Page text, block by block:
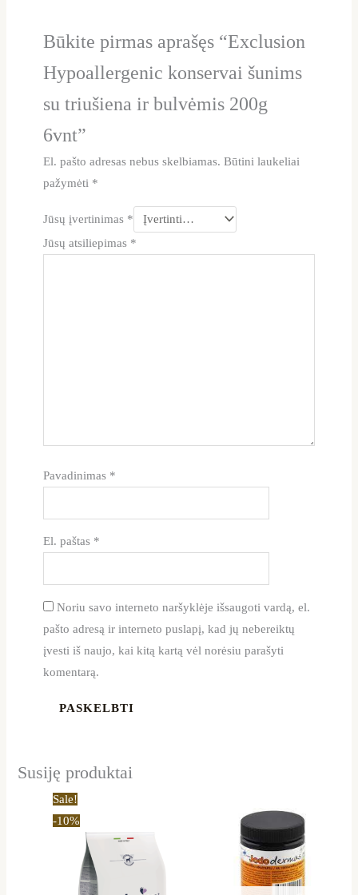
Būkite pirmas aprašęs “Exclusion
Hypoallergenic konservai šunims
su triušiena ir bulvėmis 200g
6vnt”
El. pašto adresas nebus skelbiamas. Būtini laukeliai
pažymėti *
Jūsų įvertinimas *
Jūsų atsiliepimas *
Pavadinimas *
El. paštas *
Noriu savo interneto naršyklėje išsaugoti vardą, el.
pašto adresą ir interneto puslapį, kad jų nebereiktų
įvesti iš naujo, kai kitą kartą vėl norėsiu parašyti
komentarą.
Susiję produktai
Sale!
-10%
through
has
multiple
variants.